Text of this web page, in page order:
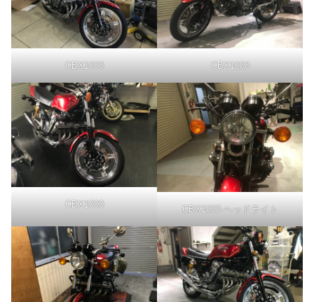
CBX1000 CBX1000
CBX1000 CBX1000-ヘッドライト